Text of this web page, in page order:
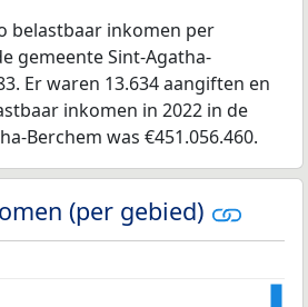
belastbaar inkomen per
gemeente Sint-Agatha-
Er waren 13.634 aangiften en
inkomen in 2022 in de
Berchem was €451.056.460.
(per gebied)